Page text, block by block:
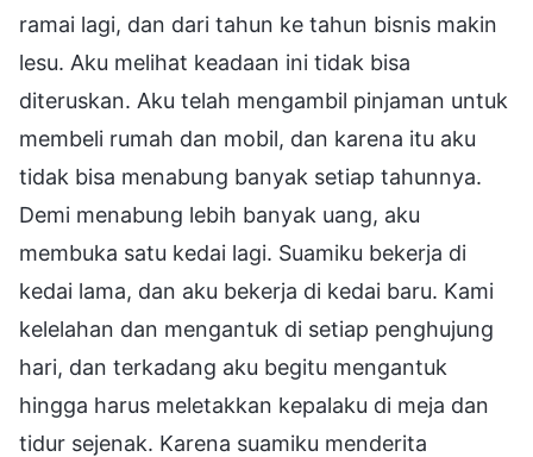
ramai lagi, dan dari tahun ke tahun bisnis makin
lesu. Aku melihat keadaan ini tidak bisa
diteruskan. Aku telah mengambil pinjaman untuk
membeli rumah dan mobil, dan karena itu aku
tidak bisa menabung banyak setiap tahunnya.
Demi menabung lebih banyak uang, aku
membuka satu kedai lagi. Suamiku bekerja di
kedai lama, dan aku bekerja di kedai baru. Kami
kelelahan dan mengantuk di setiap penghujung
hari, dan terkadang aku begitu mengantuk
hingga harus meletakkan kepalaku di meja dan
tidur sejenak. Karena suamiku menderita